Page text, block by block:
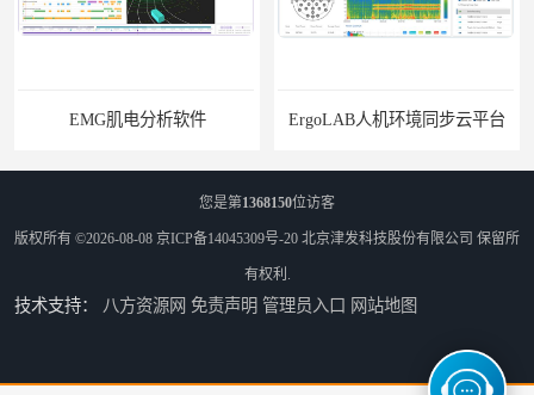
EMG肌电分析软件 ErgoLAB人机环境同步云平台
您是第1368150位访客
版权所有 ©2026-08-08 京ICP备14045309号-20 北京津发科技股份有限公司 保留所
有权利.
技术支持： 八方资源网 免责声明 管理员入口 网站地图